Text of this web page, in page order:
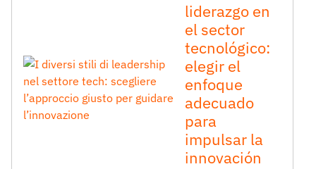
liderazgo en
el sector
tecnológico:
elegir el
enfoque
adecuado
para
impulsar la
innovación